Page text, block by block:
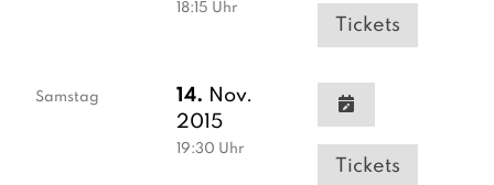
18:15 Uhr
Tickets
Samstag 14. Nov.
2015
19:30 Uhr
Tickets